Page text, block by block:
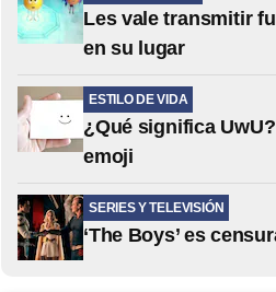
Les vale transmitir
en su lugar
ESTILO DE VIDA
¿Qué significa
emoji
SERIES Y TELEVISIÓN
‘The Boys’ es